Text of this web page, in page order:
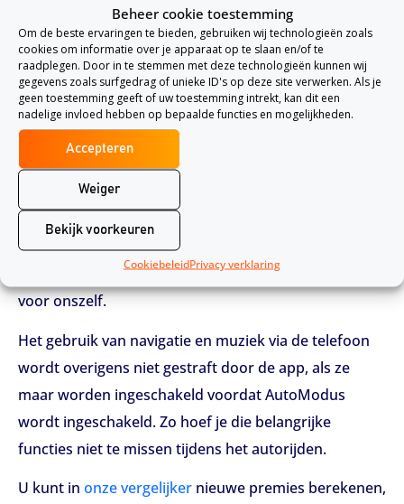
Beheer cookie toestemming
Om de beste ervaringen te bieden, gebruiken wij technologieën zoals
cookies om informatie over je apparaat op te slaan en/of te
raadplegen. Door in te stemmen met deze technologieën kunnen wij
gegevens zoals surfgedrag of unieke ID's op deze site verwerken. Als je
geen toestemming geeft of uw toestemming intrekt, kan dit een
nadelige invloed hebben op bepaalde functies en mogelijkheden.
Accepteren
Weiger
Bekijk voorkeuren
CookiebeleidPrivacy verklaring
verbeteren van de verkeersveiligheid.
Andere positieve aspecten
Interpolis zegt zelf dat bestuurders die de app
gebruiken ongeveer 25% minder schades hebben
opgelopen dan verwacht. In onze ogen is het in ieder
geval een mooie manier om mobielvrij rijden te
incentiveren. Minder ongelukken in het verkeer is
uiteindelijk voor iedereen goed, al is het alleen al om
het aantal files door ongelukken te verminderen. Het
is dus niet alleen voor de verzekeraar goed, maar ook
voor onszelf.
Het gebruik van navigatie en muziek via de telefoon
wordt overigens niet gestraft door de app, als ze
maar worden ingeschakeld voordat AutoModus
wordt ingeschakeld. Zo hoef je die belangrijke
functies niet te missen tijdens het autorijden.
U kunt in onze vergelijker nieuwe premies berekenen,